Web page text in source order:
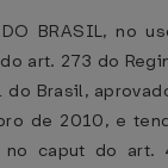
DO BRASIL, no
art. 273 do
Brasil,
de 2010, e
caput do art.